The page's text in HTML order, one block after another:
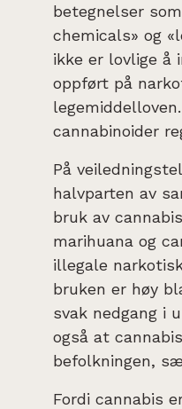
betegnelser
chemicals» og
ikke er lovlige å
oppført på
cannabinoider
På
halvparten av
bruk av
marihuana og
illegale
bruken er høy
svak nedgang i
også at
befolkningen,
Fordi cannabis